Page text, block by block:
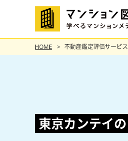
HOME 不動産鑑定評価サービス
東京カンテイの